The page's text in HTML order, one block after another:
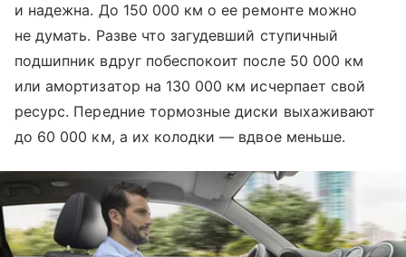
и надежна. До 150 000 км о ее ремонте можно
не думать. Разве что загудевший ступичный
подшипник вдруг побеспокоит после 50 000 км
или амортизатор на 130 000 км исчерпает свой
ресурс. Передние тормозные диски выхаживают
до 60 000 км, а их колодки — вдвое меньше.